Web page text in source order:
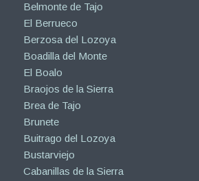
Belmonte de Tajo
El Berrueco
Berzosa del Lozoya
Boadilla del Monte
El Boalo
Braojos de la Sierra
Brea de Tajo
Brunete
Buitrago del Lozoya
Bustarviejo
Cabanillas de la Sierra